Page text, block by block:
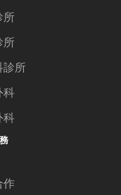
所
所
診所
科
科
作